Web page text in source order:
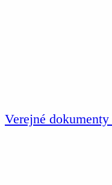
Verejné dokumenty